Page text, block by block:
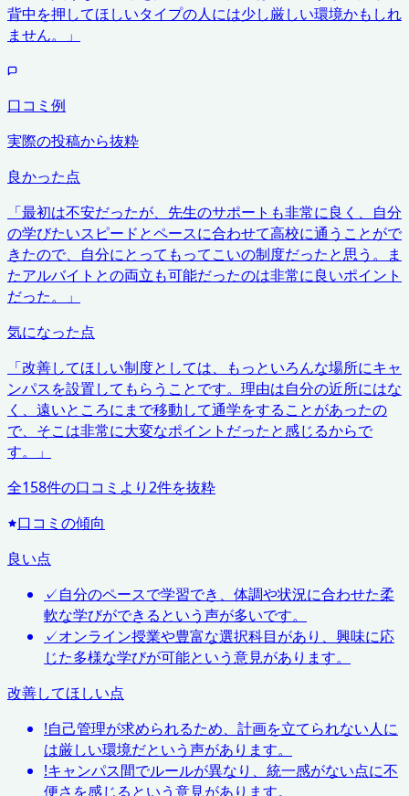
背中を押してほしいタイプの人には少し厳しい環境かもしれ
ません。
」
口コミ例
実際の投稿から抜粋
良かった点
「最初は不安だったが、先生のサポートも非常に良く、自分
の学びたいスピードとペースに合わせて高校に通うことがで
きたので、自分にとってもってこいの制度だったと思う。ま
たアルバイトとの両立も可能だったのは非常に良いポイント
だった。
」
気になった点
「改善してほしい制度としては、もっといろんな場所にキャ
ンパスを設置してもらうことです。理由は自分の近所にはな
く、遠いところにまで移動して通学をすることがあったの
で、そこは非常に大変なポイントだったと感じるからで
す。
」
全158件の口コミより2件を抜粋
口コミの傾向
良い点
✓自分のペースで学習でき、体調や状況に合わせた柔
軟な学びができるという声が多いです。
✓オンライン授業や豊富な選択科目があり、興味に応
じた多様な学びが可能という意見があります。
改善してほしい点
!自己管理が求められるため、計画を立てられない人に
は厳しい環境だという声があります。
!キャンパス間でルールが異なり、統一感がない点に不
便さを感じるという意見があります。